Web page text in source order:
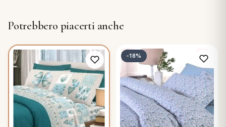
Potrebbero piacerti anche
-18%